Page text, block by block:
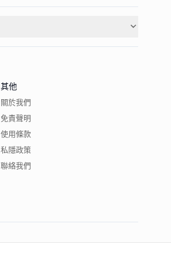
其他
關於我們
免責聲明
使用條款
私隱政策
聯絡我們